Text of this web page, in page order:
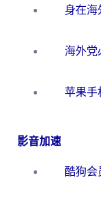
影音加速